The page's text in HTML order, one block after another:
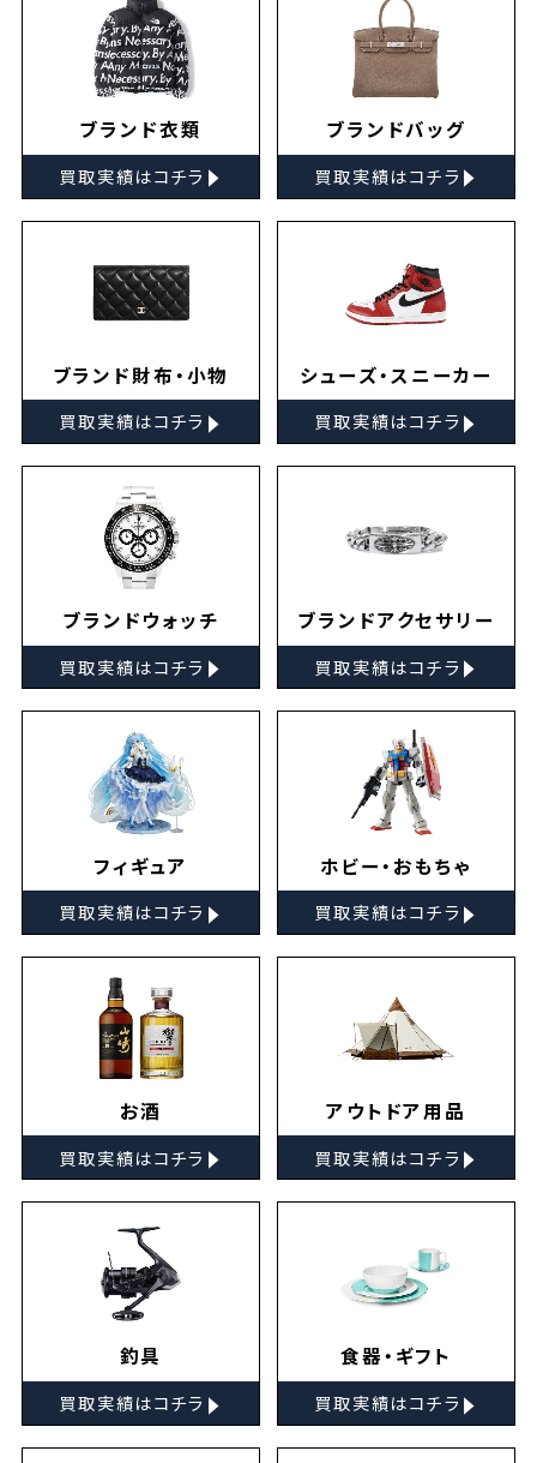
ブランド衣類
買取実績はコチラ ▸
ブランドバッグ
買取実績はコチラ ▸
ブランド財布・小物
買取実績はコチラ ▸
シューズ・スニーカー
買取実績はコチラ ▸
ブランドウォッチ
買取実績はコチラ ▸
ブランドアクセサリー
買取実績はコチラ ▸
フィギュア
買取実績はコチラ ▸
ホビー・おもちゃ
買取実績はコチラ ▸
お酒
買取実績はコチラ ▸
アウトドア用品
買取実績はコチラ ▸
釣具
買取実績はコチラ ▸
食器・ギフト
買取実績はコチラ ▸